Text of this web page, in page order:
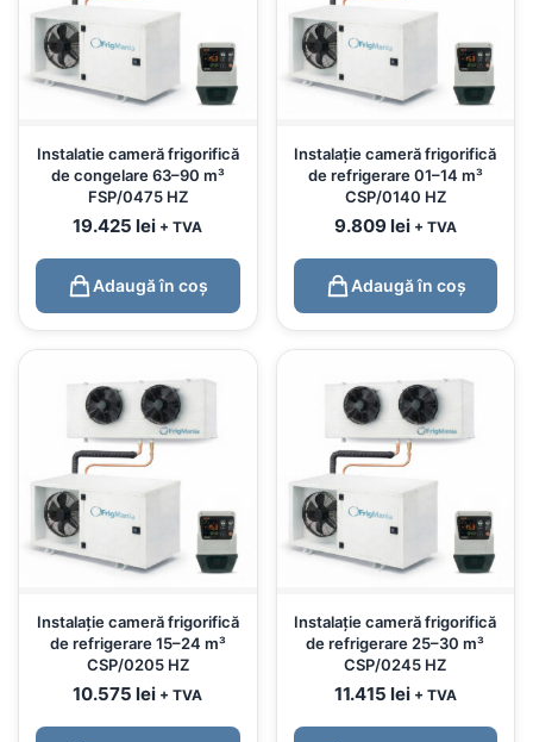
Instalatie cameră frigorifică
de congelare 63–90 m³
FSP/0475 HZ
19.425lei + TVA
Adaugă în coș
Instalație cameră frigorifică
de refrigerare 01–14 m³
CSP/0140 HZ
9.809lei + TVA
Adaugă în coș
Instalație cameră frigorifică
de refrigerare 15–24 m³
CSP/0205 HZ
10.575lei + TVA
Instalație cameră frigorifică
de refrigerare 25–30 m³
CSP/0245 HZ
11.415 lei + TVA